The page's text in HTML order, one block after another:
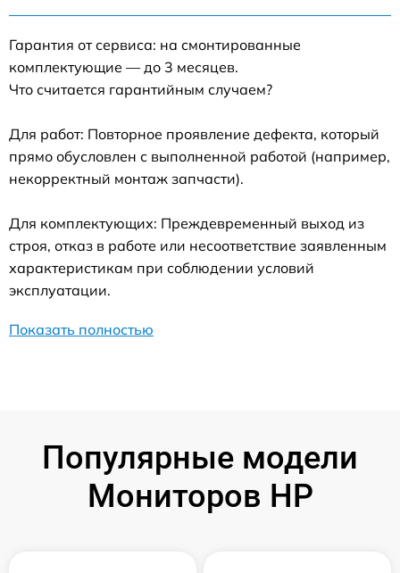
Гарантия от сервиса: на смонтированные
комплектующие — до 3 месяцев.
Что считается гарантийным случаем?
Для работ: Повторное проявление дефекта, который
прямо обусловлен с выполненной работой (например,
некорректный монтаж запчасти).
Для комплектующих: Преждевременный выход из
строя, отказ в работе или несоответствие заявленным
характеристикам при соблюдении условий
эксплуатации.
Показать полностью
Популярные модели
Мониторов HP